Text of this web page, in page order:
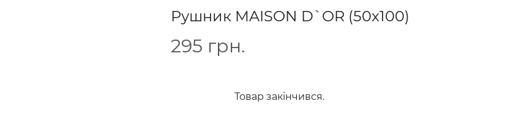
Рушник MAISON D`OR (50x100)
295 грн.
Товар закінчився.